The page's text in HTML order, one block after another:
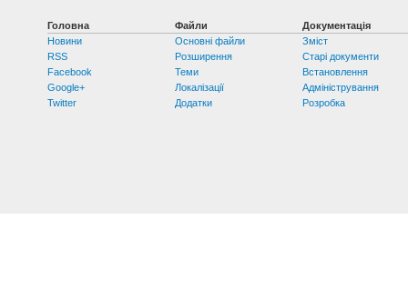
Головна
Новини
RSS
Facebook
Google+
Twitter
Файли
Основні файли
Розширення
Теми
Локалізації
Додатки
Документація
Зміст
Старі документи
Встановлення
Адміністрування
Розробка